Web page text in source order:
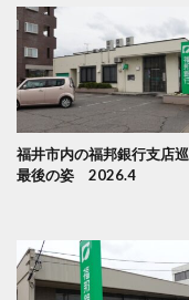
福井市内の福邦銀行支店
最後の姿 2026.4